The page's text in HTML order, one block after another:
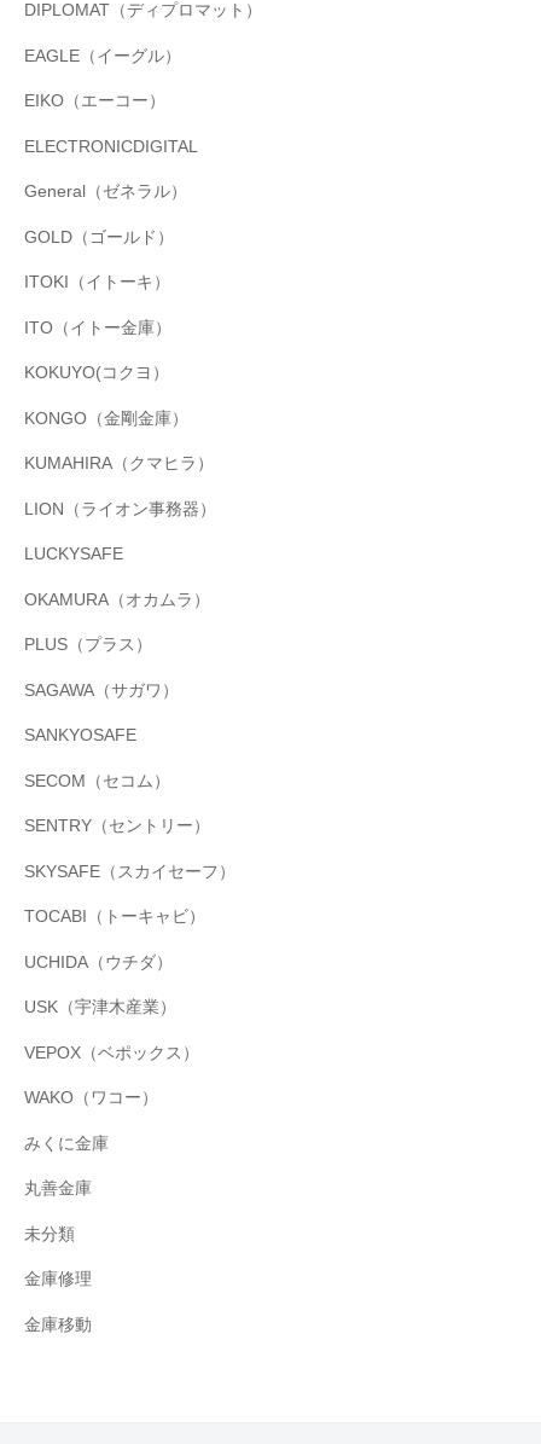
DIPLOMAT（ディプロマット）
EAGLE（イーグル）
EIKO（エーコー）
ELECTRONICDIGITAL
General（ゼネラル）
GOLD（ゴールド）
ITOKI（イトーキ）
ITO（イトー金庫）
KOKUYO(コクヨ）
KONGO（金剛金庫）
KUMAHIRA（クマヒラ）
LION（ライオン事務器）
LUCKYSAFE
OKAMURA（オカムラ）
PLUS（プラス）
SAGAWA（サガワ）
SANKYOSAFE
SECOM（セコム）
SENTRY（セントリー）
SKYSAFE（スカイセーフ）
TOCABI（トーキャビ）
UCHIDA（ウチダ）
USK（宇津木産業）
VEPOX（ベポックス）
WAKO（ワコー）
みくに金庫
丸善金庫
未分類
金庫修理
金庫移動